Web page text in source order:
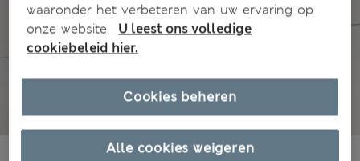
Alle prijzen zijn inclusief btw en invoerrechten
waaronder het verbeteren van uw ervaring op
onze website.
U leest ons volledige
cookiebeleid hier.
Alle cookies weigeren
Cookies beheren